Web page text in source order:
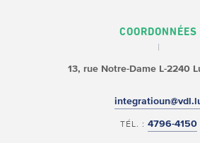
COORDONNÉES
13, rue Notre-Dame L-2240
TÉL. : 4796-4150